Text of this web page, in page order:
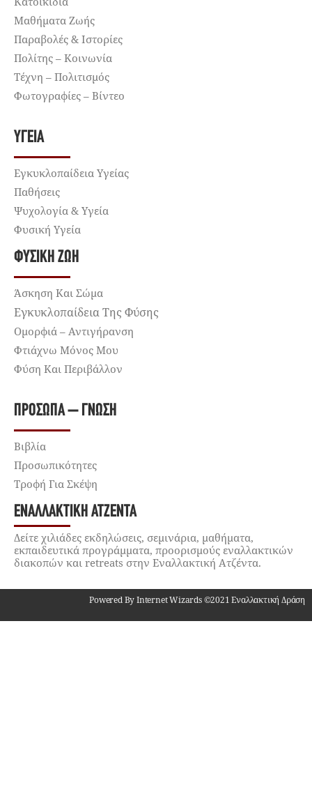
Μαθήματα Ζωής
Παραβολές & Ιστορίες
Πολίτης – Κοινωνία
Τέχνη – Πολιτισμός
Φωτογραφίες – Βίντεο
ΥΓΕΊΑ
Εγκυκλοπαίδεια Υγείας
Παθήσεις
Ψυχολογία & Υγεία
Φυσική Υγεία
ΦΥΣΙΚΉ ΖΩΉ
Άσκηση Και Σώμα
Εγκυκλοπαίδεια Της Φύσης
Ομορφιά – Αντιγήρανση
Φτιάχνω Μόνος Μου
Φύση Και Περιβάλλον
ΠΡΌΣΩΠΑ – ΓΝΏΣΗ
Βιβλία
Προσωπικότητες
Τροφή Για Σκέψη
ΕΝΑΛΛΑΚΤΙΚΉ ΑΤΖΈΝΤΑ
Δείτε χιλιάδες εκδηλώσεις, σεμινάρια, μαθήματα,
εκπαιδευτικά προγράμματα, προορισμούς εναλλακτικών
διακοπών και retreats στην Εναλλακτική Ατζέντα.
Powered By Internet Wizards ©2021 Εναλλακτική Δράση